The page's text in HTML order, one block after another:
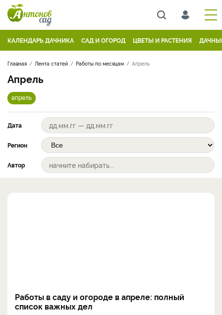
КАЛЕНДАРЬ ДАЧНИКА САД И ОГОРОД ЦВЕТЫ И РАСТЕНИЯ
Главная Лента статей Работы по месяцам Апрель
Апрель
апрель
Дата
Регион
Автор
Работы в саду и огороде в апреле: полный
список важных дел